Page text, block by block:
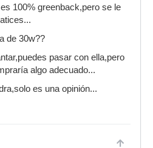
100% greenback,pero se le
de 30w??
pasar con ella,pero
algo adecuado...
es una opinión...